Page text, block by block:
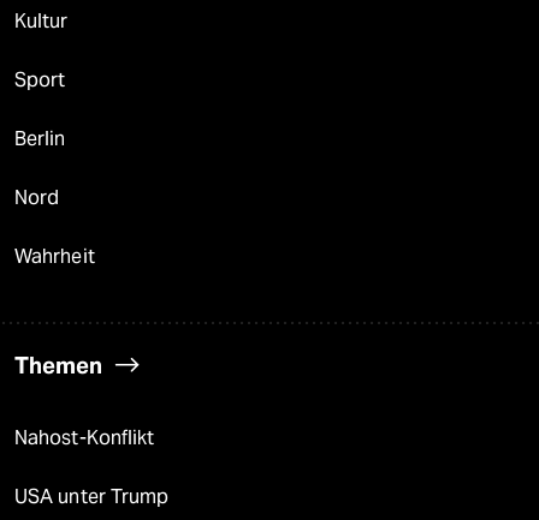
Kultur
Sport
Berlin
Nord
Wahrheit
Themen
Nahost-Konflikt
USA unter Trump